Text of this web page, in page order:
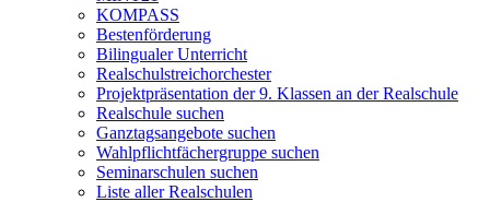
KOMPASS
Bestenförderung
Bilingualer Unterricht
Realschulstreichorchester
Projektpräsentation der 9. Klassen an der Realschule
Realschule suchen
Ganztagsangebote suchen
Wahlpflichtfächergruppe suchen
Seminarschulen suchen
Liste aller Realschulen